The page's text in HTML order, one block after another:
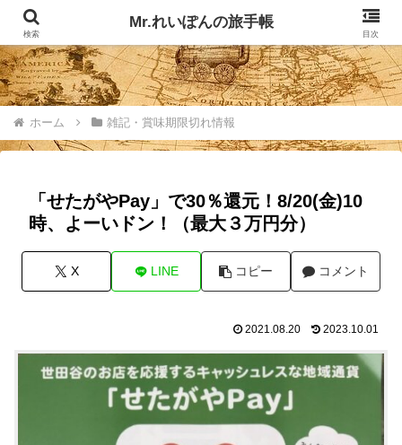
記事掲載マップ お問い合わせ
ホーム 雑記・賞味期限切れ情報
「せたがやPay」で30％還元！8/20(金)10
時、よーいドン！（最大３万円分）
X LINE コピー コメント
2021.08.20 2023.10.01
検索
Mr.れいぽんの旅手帳
目次